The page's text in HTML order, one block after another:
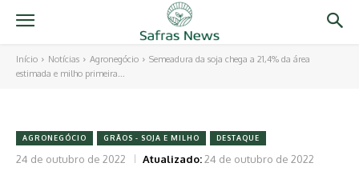
Início Notícias Agronegócio
Semeadura da soja chega a 21,4% da área
estimada e milho primeira...
AGRONEGÓCIO GRÃOS - SOJA E MILHO DESTAQUE
24 de outubro de 2022 Atualizado:24 de outubro de 2022